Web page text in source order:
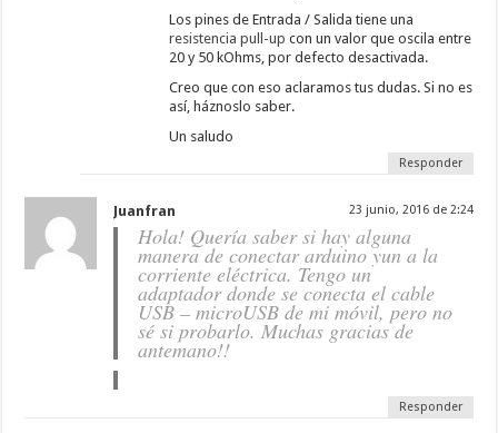
Los pines de Entrada / Salida tiene una
resistencia pull-up con un valor que oscila entre
20 y 50 kOhms, por defecto desactivada.
Creo que con eso aclaramos tus dudas. Si no es
así, háznoslo saber.
Un saludo
Responder
Juanfran 23 junio, 2016 de 2:24
Hola! Quería saber si hay alguna
manera de conectar arduino yun a la
corriente eléctrica. Tengo un
adaptador donde se conecta el cable
USB – microUSB de mi móvil, pero no
sé si probarlo. Muchas gracias de
antemano!!
Responder